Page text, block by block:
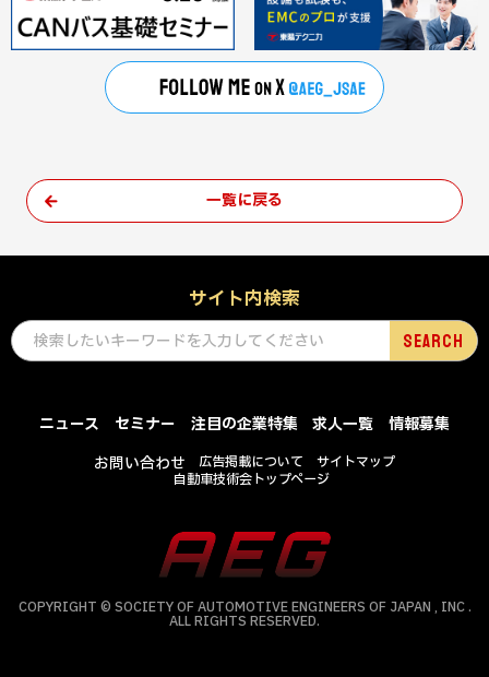
一覧に戻る
サイト内検索
ニュース セミナー 注目の企業特集 求人一覧
情報募集
お問い合わせ
広告掲載について
サイトマップ
自動車技術会トップページ
COPYRIGHT © SOCIETY OF AUTOMOTIVE ENGINEERS OF JAPAN , INC .
ALL RIGHTS RESERVED.